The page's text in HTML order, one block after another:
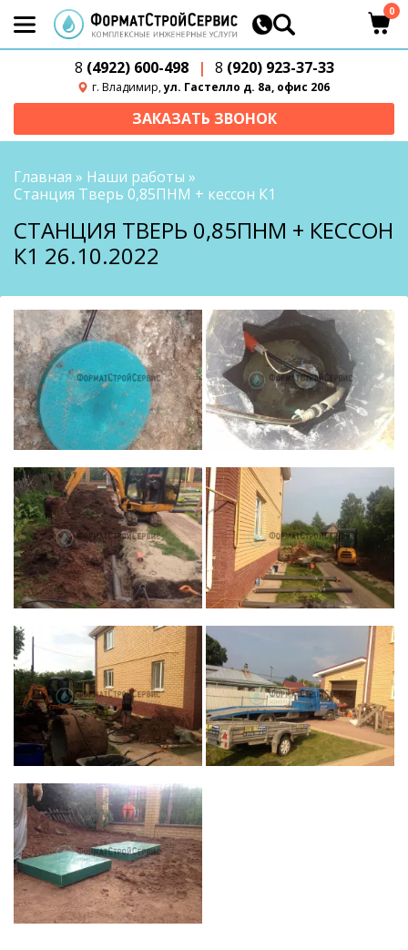
8 (4922) 600-498 | 8 (920) 923-37-33
г. Владимир,ул. Гастелло д. 8а, офис 206
0
ЗАКАЗАТЬ ЗВОНОК
Главная » Наши работы »
Станция Тверь 0,85ПНМ + кессон К1
СТАНЦИЯ ТВЕРЬ 0,85ПНМ + КЕССОН
К1 26.10.2022